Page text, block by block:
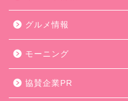
グルメ情報
モーニング
協賛企業PR